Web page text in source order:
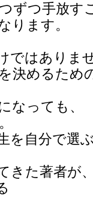
ずつ手放す
ります。
ではありま
決めるため
なっても、
を自分で選
きた著者が